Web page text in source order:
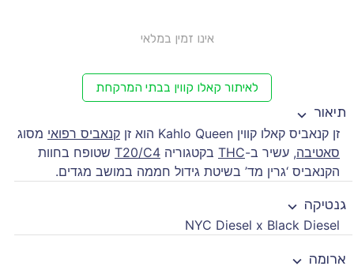
אינו זמין במלאי
לאיתור קאלו קווין בבתי המרקחת
תיאור
זן קנאביס קאלו קווין Kahlo Queen הוא זן קנאביס רפואימסוג
סאטיבה, עשיר ב-THCבקטגוריה T20/C4שטופח בחוות
הקנאביס ‘גרין מד’ בשיטת גידול חממה במושב מגדים.
גנטיקה
NYC Diesel x Black Diesel
ארומה